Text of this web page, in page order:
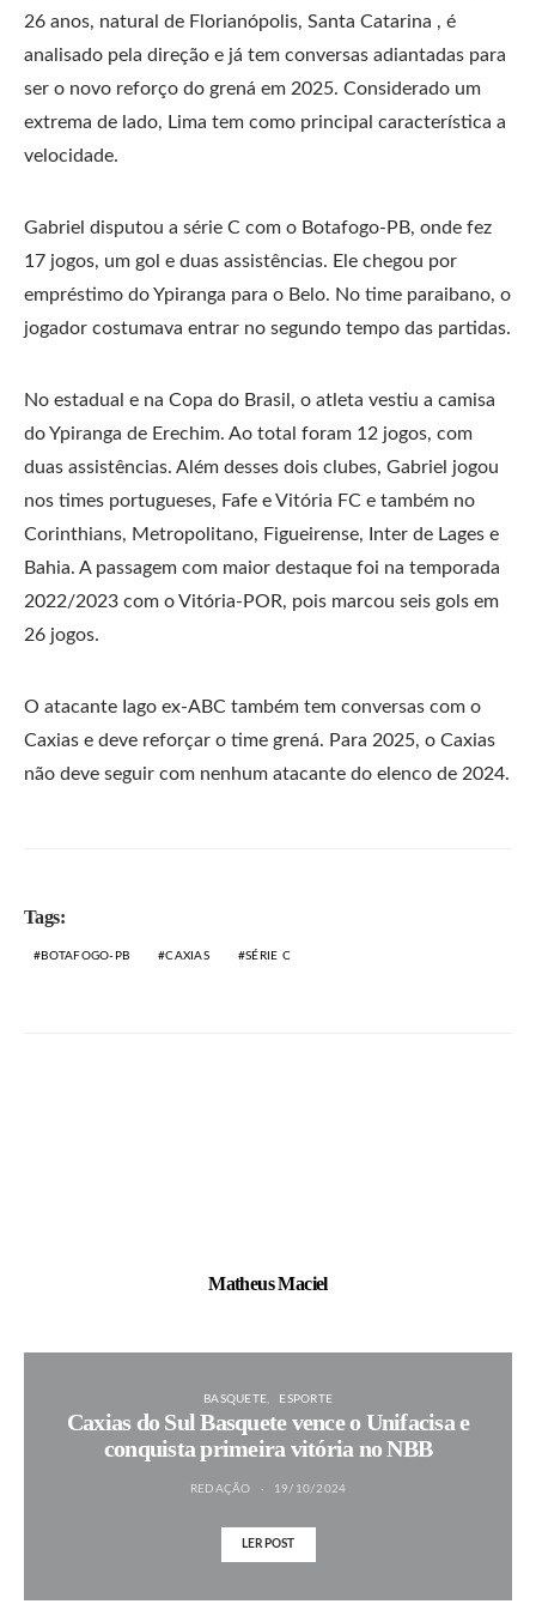
26 anos, natural de Florianópolis, Santa Catarina , é
analisado pela direção e já tem conversas adiantadas para
ser o novo reforço do grená em 2025. Considerado um
extrema de lado, Lima tem como principal característica a
velocidade.
Gabriel disputou a série C com o Botafogo-PB, onde fez
17 jogos, um gol e duas assistências. Ele chegou por
empréstimo do Ypiranga para o Belo. No time paraibano, o
jogador costumava entrar no segundo tempo das partidas.
No estadual e na Copa do Brasil, o atleta vestiu a camisa
do Ypiranga de Erechim. Ao total foram 12 jogos, com
duas assistências. Além desses dois clubes, Gabriel jogou
nos times portugueses, Fafe e Vitória FC e também no
Corinthians, Metropolitano, Figueirense, Inter de Lages e
Bahia. A passagem com maior destaque foi na temporada
2022/2023 com o Vitória-POR, pois marcou seis gols em
26 jogos.
O atacante Iago ex-ABC também tem conversas com o
Caxias e deve reforçar o time grená. Para 2025, o Caxias
não deve seguir com nenhum atacante do elenco de 2024.
Tags:
BOTAFOGO-PB CAXIAS SÉRIE C
Matheus Maciel
BASQUETE ESPORTE
Caxias do Sul Basquete vence o Unifacisa e
conquista primeira vitória no NBB
REDAÇÃO 19/10/2024
LER POST